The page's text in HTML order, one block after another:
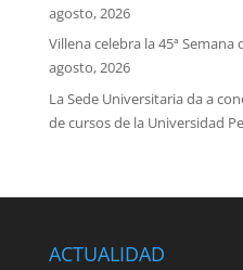
agosto, 2026
Villena celebra la 45ª Semana
agosto, 2026
La Sede Universitaria da a
de cursos de la Universidad
ACTUALIDAD